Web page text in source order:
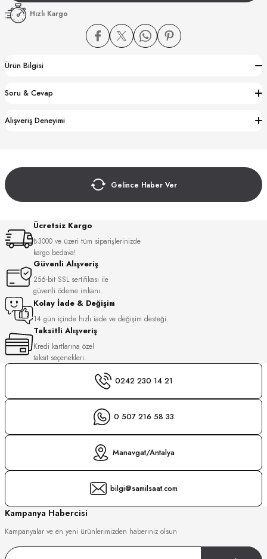
Hızlı Kargo
Ürün Bilgisi
Soru & Cevap
Alışveriş Deneyimi
Gelince Haber Ver
Ücretsiz Kargo
₺3000 ve üzeri tüm siparişlerinizde
kargo bedava!
Güvenli Alışveriş
256-bit SSL sertifikası ile
güvenli ödeme imkanı.
Kolay İade & Değişim
14 gün içinde hızlı iade ve değişim desteği.
Taksitli Alışveriş
Kredi kartlarına özel
taksit seçenekleri.
0242 230 14 21
0 507 216 58 33
Manavgat/Antalya
bilgi@samilsaat.com
Kampanya Habercisi
Kampanyalar ve en yeni ürünlerimizden haberiniz olsun